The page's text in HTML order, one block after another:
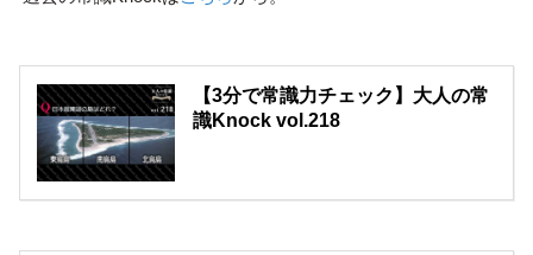
【3分で常識力チェック】大人の常
識Knock vol.218